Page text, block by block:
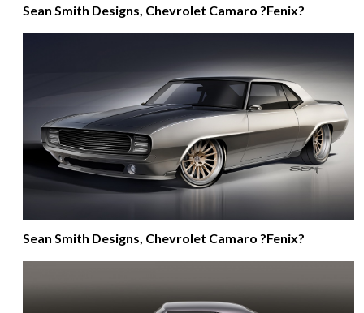
Sean Smith Designs, Chevrolet Camaro ?Fenix?
Sean Smith Designs, Chevrolet Camaro ?Fenix?